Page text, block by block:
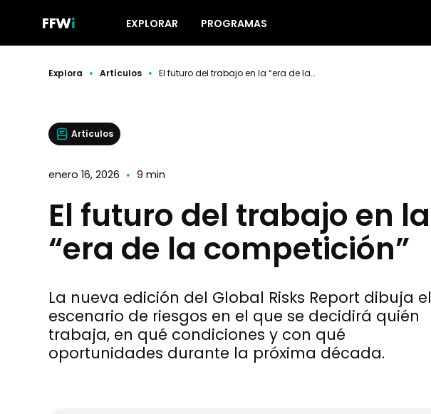
EXPLORAR PROGRAMAS
Explora Artículos El futuro del trabajo en la “era de la competición”
Artículos
enero 16, 2026 9 min
El futuro del trabajo en la
“era de la competición”
La nueva edición del Global Risks Report dibuja el
escenario de riesgos en el que se decidirá quién
trabaja, en qué condiciones y con qué
oportunidades durante la próxima década.